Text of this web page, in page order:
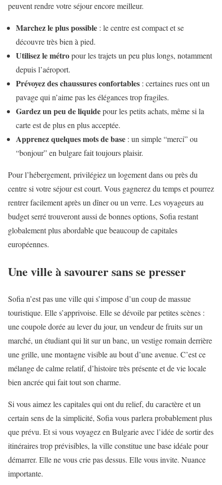
peuvent rendre votre séjour encore meilleur.
Marchez le plus possible : le centre est compact et se
découvre très bien à pied.
Utilisez le métropour les trajets un peu plus longs, notamment
depuis l’aéroport.
Prévoyez des chaussures confortables : certaines rues ont un
pavage qui n’aime pas les élégances trop fragiles.
Gardez un peu de liquidepour les petits achats, même si la
carte est de plus en plus acceptée.
Apprenez quelques mots de base : un simple “merci” ou
“bonjour” en bulgare fait toujours plaisir.
Pour l’hébergement, privilégiez un logement dans ou près du
centre si votre séjour est court. Vous gagnerez du temps et pourrez
rentrer facilement après un dîner ou un verre. Les voyageurs au
budget serré trouveront aussi de bonnes options, Sofia restant
globalement plus abordable que beaucoup de capitales
européennes.
Une ville à savourer sans se presser
Sofia n’est pas une ville qui s’impose d’un coup de massue
touristique. Elle s’apprivoise. Elle se dévoile par petites scènes :
une coupole dorée au lever du jour, un vendeur de fruits sur un
marché, un étudiant qui lit sur un banc, un vestige romain derrière
une grille, une montagne visible au bout d’une avenue. C’est ce
mélange de calme relatif, d’histoire très présente et de vie locale
bien ancrée qui fait tout son charme.
Si vous aimez les capitales qui ont du relief, du caractère et un
certain sens de la simplicité, Sofia vous parlera probablement plus
que prévu. Et si vous voyagez en Bulgarie avec l’idée de sortir des
itinéraires trop prévisibles, la ville constitue une base idéale pour
démarrer. Elle ne vous crie pas dessus. Elle vous invite. Nuance
importante.